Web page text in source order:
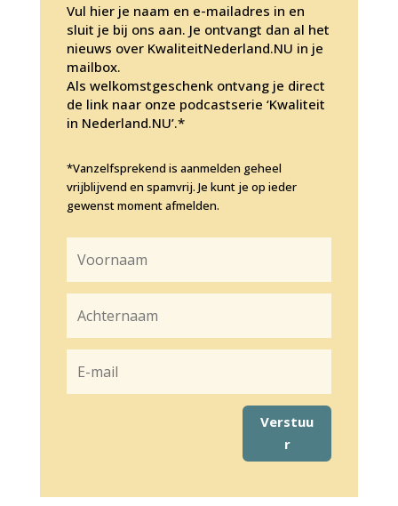
Vul hier je naam en e-mailadres in en
sluit je bij ons aan. Je ontvangt dan al het
nieuws over KwaliteitNederland.NU in je
mailbox.
Als welkomstgeschenk ontvang je direct
de link naar onze podcastserie ‘Kwaliteit
in Nederland.NU’.*
*Vanzelfsprekend is aanmelden geheel
vrijblijvend en spamvrij. Je kunt je op ieder
gewenst moment afmelden.
Verstuu
r